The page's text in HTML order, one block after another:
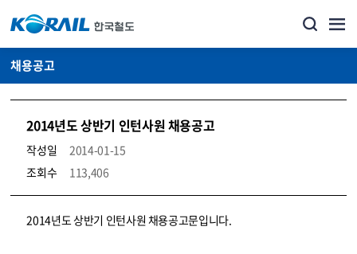
채용공고
2014년도 상반기 인턴사원 채용공고
작성일
2014-01-15
조회수
113,406
코레일소개_경영공시_채용공고 상세보기 – 내용, 파일, 담당자 연락처로 구성
2014년도 상반기 인턴사원 채용공고문입니다.